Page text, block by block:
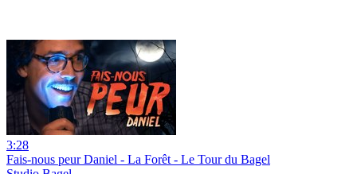
3:28
Fais-nous peur Daniel - La Forêt - Le Tour du Bagel